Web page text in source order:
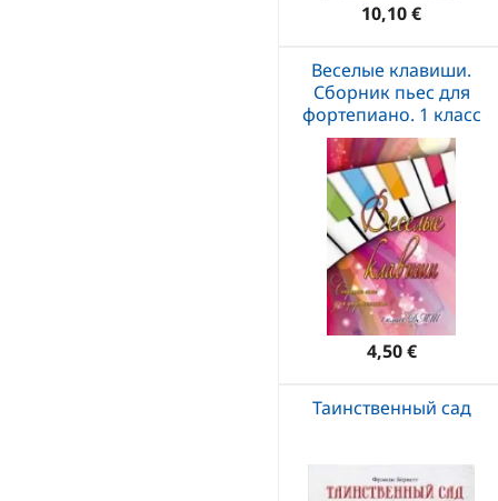
10,10 €
Веселые клавиши.
Сборник пьес для
фортепиано. 1 класс
4,50 €
Таинственный сад